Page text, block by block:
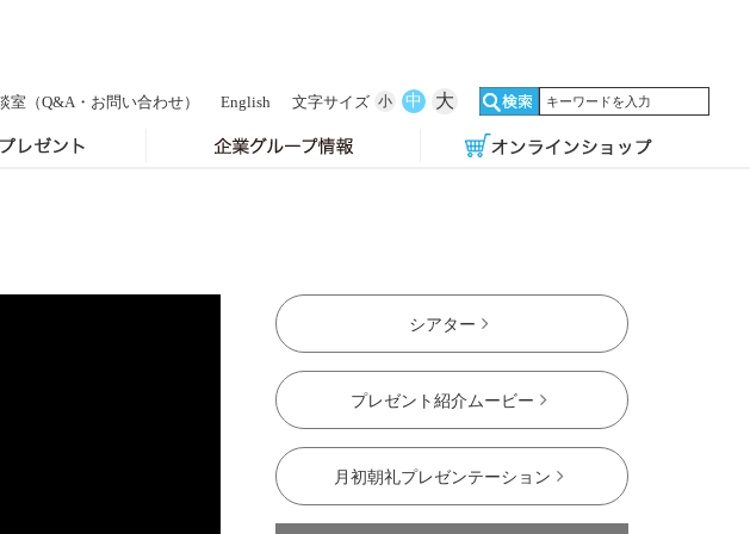
室 （Q&A・お問い合わせ） English 文字サイズ 小 中 大
シアター
プレゼント紹介ムービー
月初朝礼プレゼンテーション